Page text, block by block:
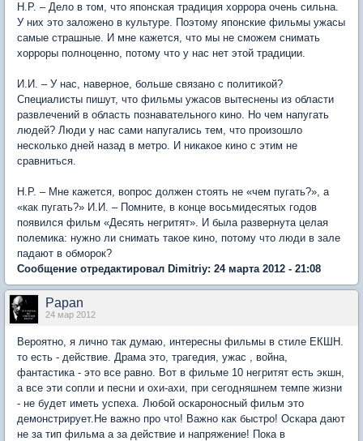
Н.Р. – Дело в том, что японская традиция хоррора очень сильна.
У них это заложено в культуре. Поэтому японские фильмы ужасы
самые страшные. И мне кажется, что мы не сможем снимать
хорроры полноценно, потому что у нас нет этой традиции.
И.И. – У нас, наверное, больше связано с политикой?
Специалисты пишут, что фильмы ужасов вытеснены из области
развлечений в область познавательного кино. Но чем напугать
людей? Люди у нас сами напугались тем, что произошло
несколько дней назад в метро. И никакое кино с этим не
сравниться.
Н.Р. – Мне кажется, вопрос должен стоять не «чем пугать?», а
«как пугать?» И.И. – Помните, в конце восьмидесятых годов
появился фильм «Десять негритят». И была развернута целая
полемика: нужно ли снимать такое кино, потому что люди в зале
падают в обморок?
Сообщение отредактировал Dimitriy: 24 марта 2012 - 21:08
Papan
24 мар 2012
Вероятно, я лично так думаю, интересны фильмы в стиле ЕКШН.
то есть - действие. Драма это, трагедия, ужас , война,
фантастика - это все равно. Вот в фильме 10 негритят есть экшн,
а все эти сопли и песни и охи-ахи, при сегодняшнем темпе жизни
- не будет иметь успеха. Любой оскароносный фильм это
демонстрирует.Не важно про что! Важно как быстро! Оскара дают
не за тип фильма а за действие и напряжение! Пока в